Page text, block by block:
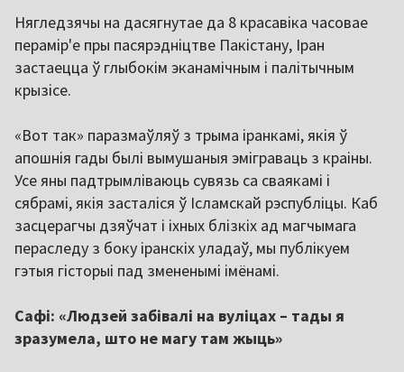
Нягледзячы на дасягнутае да 8 красавіка часовае
перамір'е пры пасярэдніцтве Пакістану, Іран
застаецца ў глыбокім эканамічным і палітычным
крызісе.
«Вот так» паразмаўляў з трыма іранкамі, якія ў
апошнія гады былі вымушаныя эміграваць з краіны.
Усе яны падтрымліваюць сувязь са сваякамі і
сябрамі, якія засталіся ў Ісламскай рэспубліцы. Каб
засцерагчы дзяўчат і іхных блізкіх ад магчымага
пераследу з боку іранскіх уладаў, мы публікуем
гэтыя гісторыі пад змененымі імёнамі.
Сафі: «Людзей забівалі на вуліцах – тады я
зразумела, што не магу там жыць»